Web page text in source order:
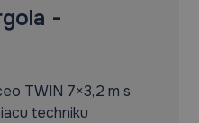
-
TWIN 7×3,2 m s
techniku